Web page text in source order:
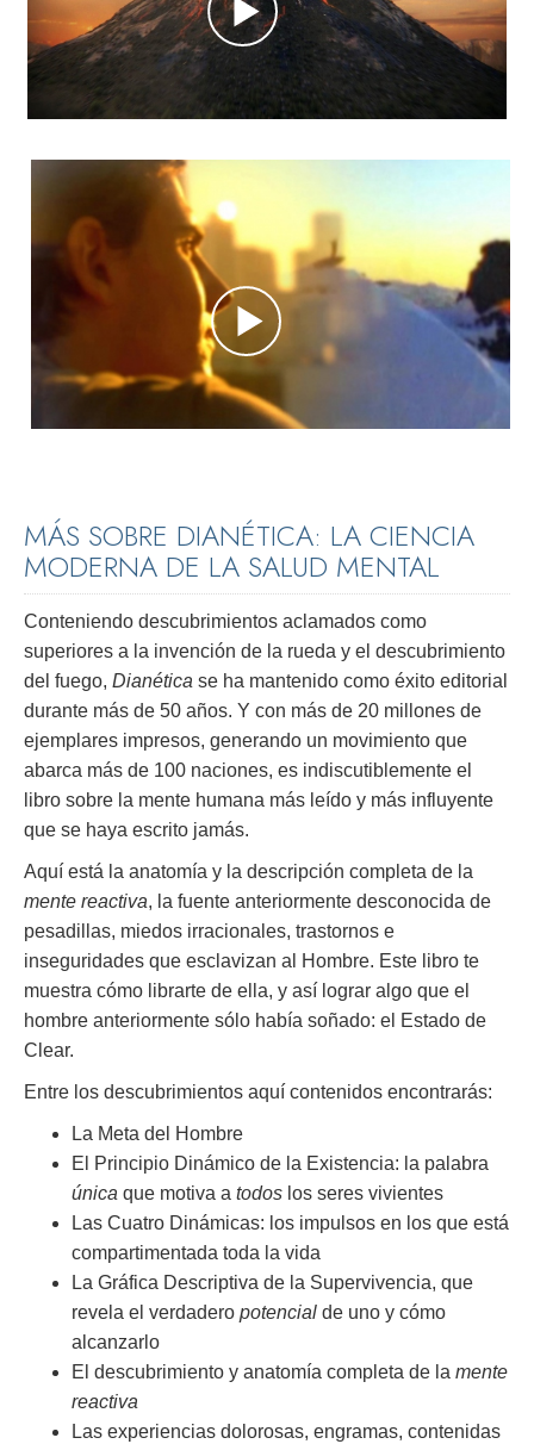
MÁS SOBRE DIANÉTICA: LA CIENCIA
MODERNA DE LA SALUD MENTAL
Conteniendo descubrimientos aclamados como
superiores a la invención de la rueda y el descubrimiento
del fuego, Dianética se ha mantenido como éxito editorial
durante más de 50 años. Y con más de 20 millones de
ejemplares impresos, generando un movimiento que
abarca más de 100 naciones, es indiscutiblemente el
libro sobre la mente humana más leído y más influyente
que se haya escrito jamás.
Aquí está la anatomía y la descripción completa de la
mente reactiva, la fuente anteriormente desconocida de
pesadillas, miedos irracionales, trastornos e
inseguridades que esclavizan al Hombre. Este libro te
muestra cómo librarte de ella, y así lograr algo que el
hombre anteriormente sólo había soñado: el Estado de
Clear.
Entre los descubrimientos aquí contenidos encontrarás:
La Meta del Hombre
El Principio Dinámico de la Existencia: la palabra
única que motiva a todos los seres vivientes
Las Cuatro Dinámicas: los impulsos en los que está
compartimentada toda la vida
La Gráfica Descriptiva de la Supervivencia, que
revela el verdadero potencial de uno y cómo
alcanzarlo
El descubrimiento y anatomía completa de la mente
reactiva
Las experiencias dolorosas, engramas, contenidas